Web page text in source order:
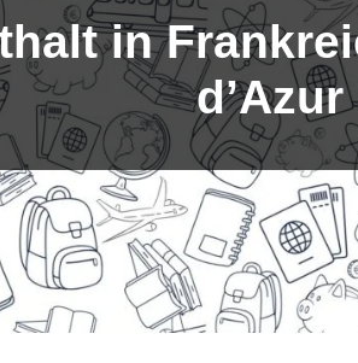
in
d’Azur